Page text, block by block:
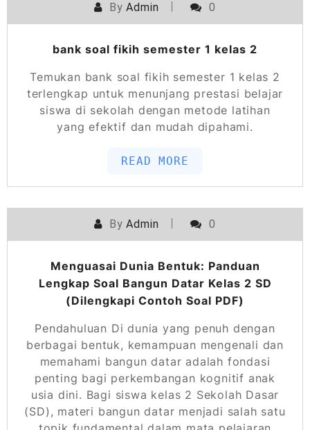
ByAdmin 0
bank soal fikih semester 1 kelas 2
Temukan bank soal fikih semester 1 kelas 2
terlengkap untuk menunjang prestasi belajar
siswa di sekolah dengan metode latihan
yang efektif dan mudah dipahami.
READ MORE
ByAdmin 0
Menguasai Dunia Bentuk: Panduan
Lengkap Soal Bangun Datar Kelas 2 SD
(Dilengkapi Contoh Soal PDF)
Pendahuluan Di dunia yang penuh dengan
berbagai bentuk, kemampuan mengenali dan
memahami bangun datar adalah fondasi
penting bagi perkembangan kognitif anak
usia dini. Bagi siswa kelas 2 Sekolah Dasar
(SD), materi bangun datar menjadi salah satu